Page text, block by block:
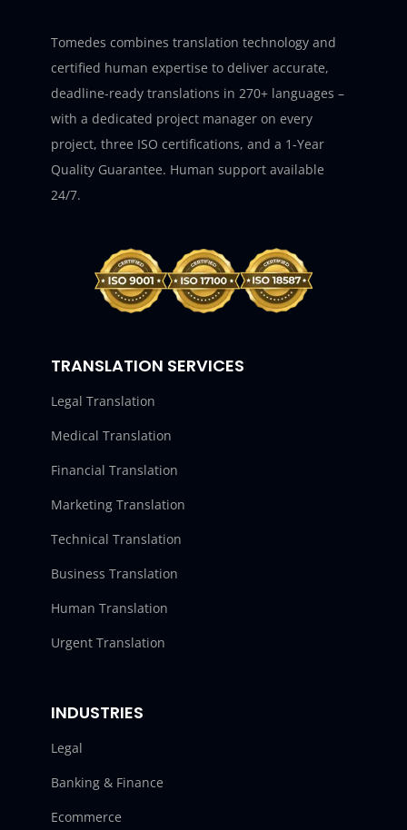
Tomedes combines translation technology and
certified human expertise to deliver accurate,
deadline-ready translations in 270+ languages –
with a dedicated project manager on every
project, three ISO certifications, and a 1-Year
Quality Guarantee. Human support available
24/7.
TRANSLATION SERVICES
Legal Translation
Medical Translation
Financial Translation
Marketing Translation
Technical Translation
Business Translation
Human Translation
Urgent Translation
INDUSTRIES
Legal
Banking & Finance
Ecommerce